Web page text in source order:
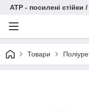
АТР - посилені стійки
Товари